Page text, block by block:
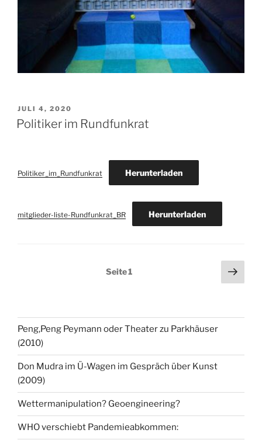
VERÖFFENTLICHT
AM
JULI 4, 2020
Politiker im Rundfunkrat
Politiker_im_Rundfunkrat Herunterladen
mitglieder-liste-Rundfunkrat_BR Herunterladen
Seitennummerierung
Seite1
Peng,Peng Peymann oder Theater zu Parkhäuser
(2010)
Don Mudra im Ü-Wagen im Gespräch über Kunst
(2009)
Wettermanipulation? Geoengineering?
WHO verschiebt Pandemieabkommen: